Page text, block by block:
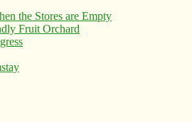
the Stores are Empty
Fruit Orchard